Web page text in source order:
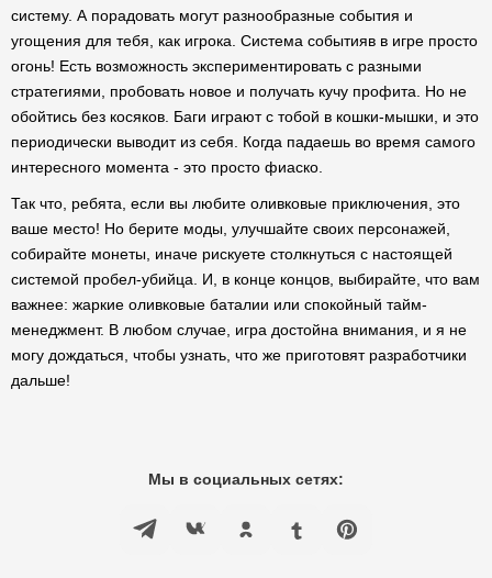
систему. А порадовать могут разнообразные события и
угощения для тебя, как игрока. Система событияв в игре просто
огонь! Есть возможность экспериментировать с разными
стратегиями, пробовать новое и получать кучу профита. Но не
обойтись без косяков. Баги играют с тобой в кошки-мышки, и это
периодически выводит из себя. Когда падаешь во время самого
интересного момента - это просто фиаско.
Так что, ребята, если вы любите оливковые приключения, это
ваше место! Но берите моды, улучшайте своих персонажей,
собирайте монеты, иначе рискуете столкнуться с настоящей
системой пробел-убийца. И, в конце концов, выбирайте, что вам
важнее: жаркие оливковые баталии или спокойный тайм-
менеджмент. В любом случае, игра достойна внимания, и я не
могу дождаться, чтобы узнать, что же приготовят разработчики
дальше!
Мы в социальных сетях: